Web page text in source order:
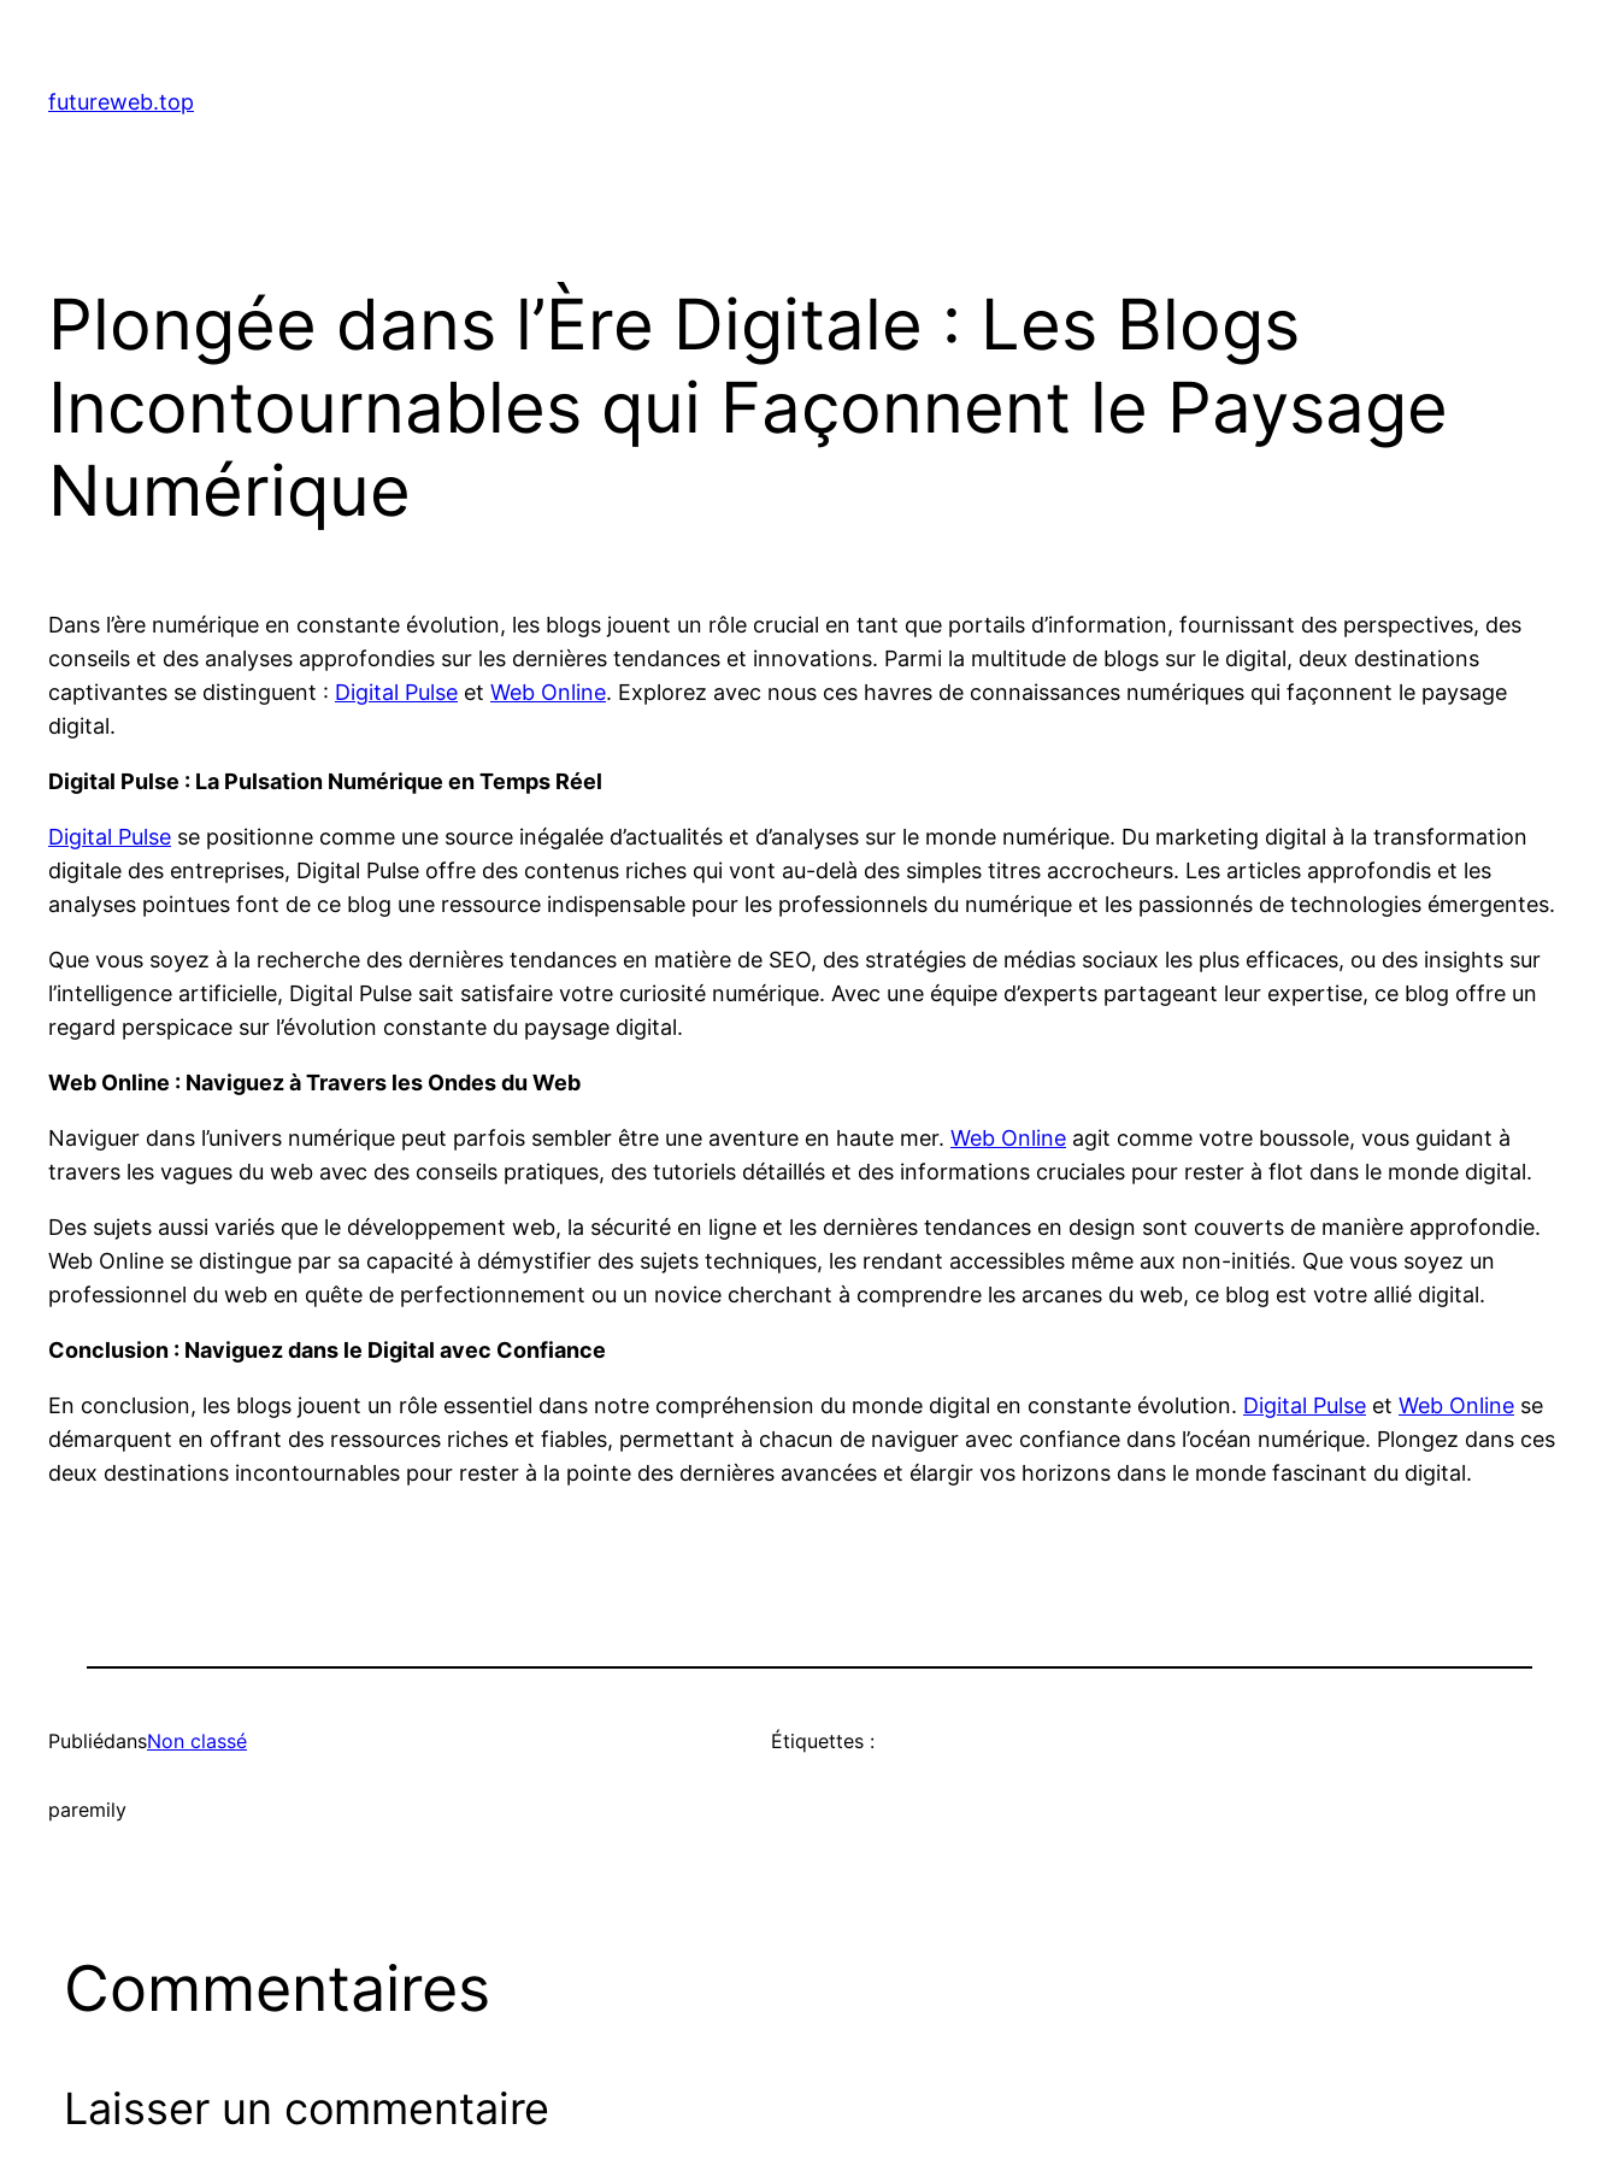
contenu
futureweb.top
Plongée dans l’Ère Digitale : Les Blogs
Incontournables qui Façonnent le Paysage
Numérique
Dans l’ère numérique en constante évolution, les blogs jouent un rôle crucial en tant que portails d’information, fournissant des perspectives, des
conseils et des analyses approfondies sur les dernières tendances et innovations. Parmi la multitude de blogs sur le digital, deux destinations
captivantes se distinguent : Digital Pulse et Web Online. Explorez avec nous ces havres de connaissances numériques qui façonnent le paysage
digital.
Digital Pulse : La Pulsation Numérique en Temps Réel
Digital Pulse se positionne comme une source inégalée d’actualités et d’analyses sur le monde numérique. Du marketing digital à la transformation
digitale des entreprises, Digital Pulse offre des contenus riches qui vont au-delà des simples titres accrocheurs. Les articles approfondis et les
analyses pointues font de ce blog une ressource indispensable pour les professionnels du numérique et les passionnés de technologies émergentes.
Que vous soyez à la recherche des dernières tendances en matière de SEO, des stratégies de médias sociaux les plus efficaces, ou des insights sur
l’intelligence artificielle, Digital Pulse sait satisfaire votre curiosité numérique. Avec une équipe d’experts partageant leur expertise, ce blog offre un
regard perspicace sur l’évolution constante du paysage digital.
Web Online : Naviguez à Travers les Ondes du Web
Naviguer dans l’univers numérique peut parfois sembler être une aventure en haute mer. Web Online agit comme votre boussole, vous guidant à
travers les vagues du web avec des conseils pratiques, des tutoriels détaillés et des informations cruciales pour rester à flot dans le monde digital.
Des sujets aussi variés que le développement web, la sécurité en ligne et les dernières tendances en design sont couverts de manière approfondie.
Web Online se distingue par sa capacité à démystifier des sujets techniques, les rendant accessibles même aux non-initiés. Que vous soyez un
professionnel du web en quête de perfectionnement ou un novice cherchant à comprendre les arcanes du web, ce blog est votre allié digital.
Conclusion : Naviguez dans le Digital avec Confiance
En conclusion, les blogs jouent un rôle essentiel dans notre compréhension du monde digital en constante évolution. Digital Pulse et Web Online se
démarquent en offrant des ressources riches et fiables, permettant à chacun de naviguer avec confiance dans l’océan numérique. Plongez dans ces
deux destinations incontournables pour rester à la pointe des dernières avancées et élargir vos horizons dans le monde fascinant du digital.
PubliédansNon classé
paremily
Étiquettes :
Commentaires
Laisser un commentaire